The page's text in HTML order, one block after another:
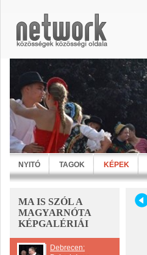
NYITÓ TAGOK KÉPEK
MA IS SZÓL A
MAGYARNÓTA
KÉPGALÉRIÁI
Debrecen: